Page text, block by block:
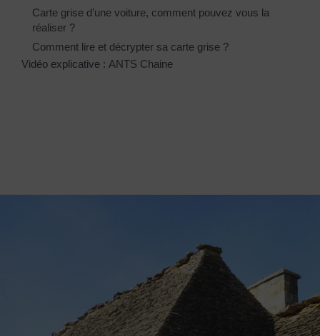
Carte grise d’une voiture, comment pouvez vous la
réaliser ?
Comment lire et décrypter sa carte grise ?
Vidéo explicative : ANTS Chaine